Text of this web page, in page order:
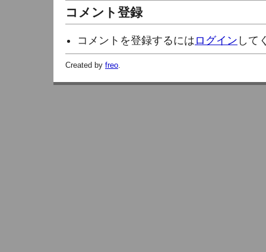
コメント登録
コメントを登録するには ログイン して
Created by freo.